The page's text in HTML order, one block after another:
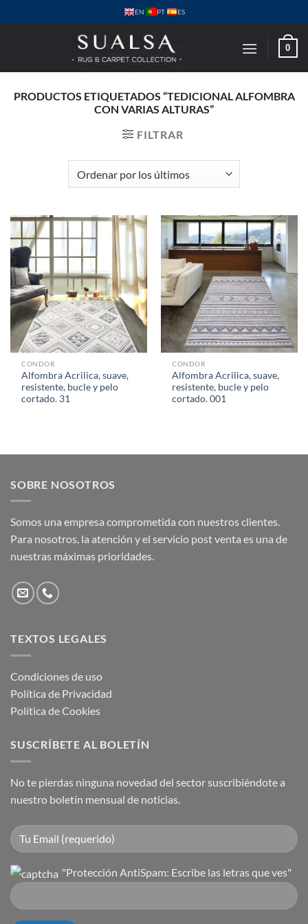
al
EN PT ES
0
PRODUCTOS ETIQUETADOS “TEDICIONAL ALFOMBRA
CON VARIAS ALTURAS”
FILTRAR
CONDOR
Alfombra Acrilica, suave,
resistente, bucle y pelo
cortado. 31
CONDOR
Alfombra Acrilica, suave,
resistente, bucle y pelo
cortado. 001
SOBRE NOSOTROS
Somos una empresa comprometida con nuestros clientes.
Para nosotros, la atención y el servicio post venta es una de
nuestras máximas prioridades.
TEXTOS LEGALES
Condiciones de uso
Política de Privacidad
Política de Cookies
SUSCRÍBETE AL BOLETÍN
No te pierdas ninguna novedad del sector suscribiéndote a
nuestro boletín mensual de noticias.
"Protección AntiSpam: Escribe las letras que ves"